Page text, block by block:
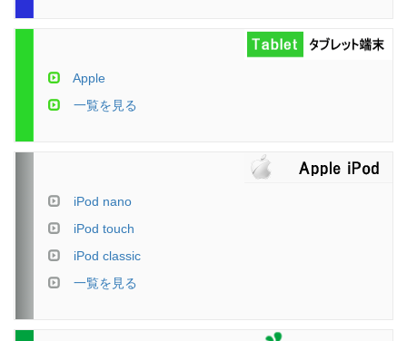
Apple
一覧を見る
iPod nano
iPod touch
iPod classic
一覧を見る